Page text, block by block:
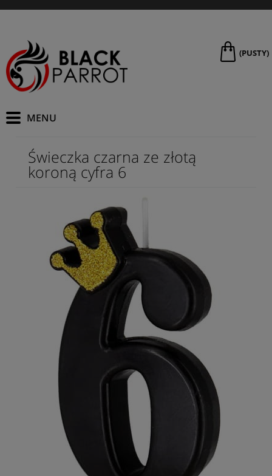
(PUSTY)
Świeczka czarna ze złotą
koroną cyfra 6